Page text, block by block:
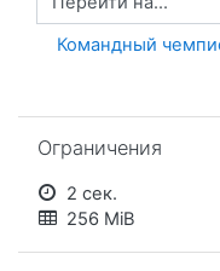
Перейти на...
Командный
Ограничения
2 сек.
256 MiB